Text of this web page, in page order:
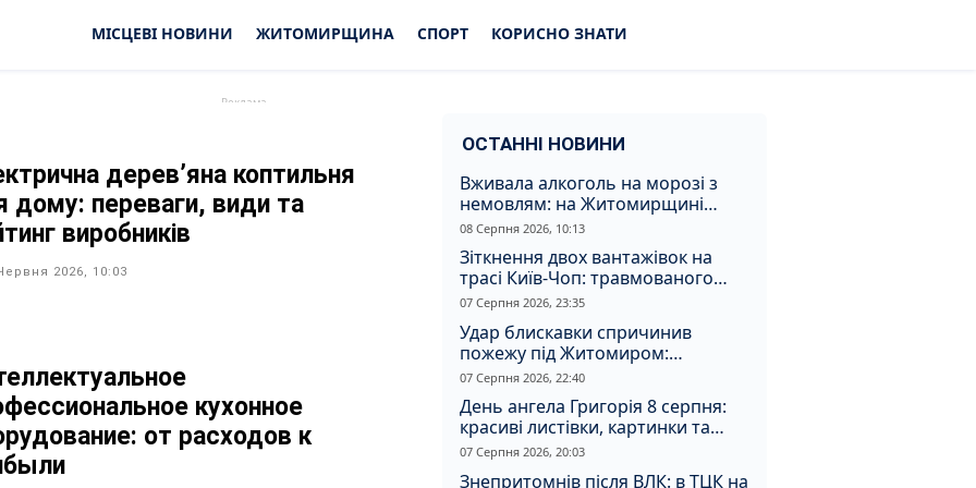
МІСЦЕВІ НОВИНИ ЖИТОМИРЩИНА СПОРТ КОРИСНО ЗНАТИ
дерев’яна коптильня
дому: переваги, види та
виробників
2026, 10:03
кухонное
от расходов к
ОСТАННІ НОВИНИ
Вживала алкоголь на морозі з
немовлям: на Житомирщині
засудили матір, через яку дитина
отримала обмороження
08 Серпня 2026, 10:13
Зіткнення двох вантажівок на
трасі Київ-Чоп: травмованого
водія забрали до лікарні
07 Серпня 2026, 23:35
Удар блискавки спричинив
пожежу під Житомиром:
рятувальники витягли з вогню
кота
07 Серпня 2026, 22:40
День ангела Григорія 8 серпня:
красиві листівки, картинки та
душевні привітання
07 Серпня 2026, 20:03
Знепритомнів після ВЛК: в ТЦК на